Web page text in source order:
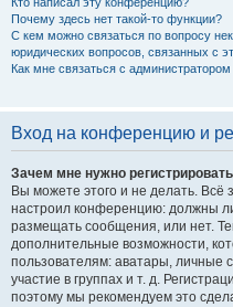
Почему здесь нет такой-то функции?
С кем можно связаться по вопросу
юридических вопросов, связанных с
Как мне связаться с
Вход на конференцию и
Зачем мне нужно
Вы можете этого и не делать. Всё
настроил конференцию: должны
размещать сообщения, или нет.
дополнительные возможности,
пользователям: аватары, личные
участие в группах и т. д.
поэтому мы рекомендуем это